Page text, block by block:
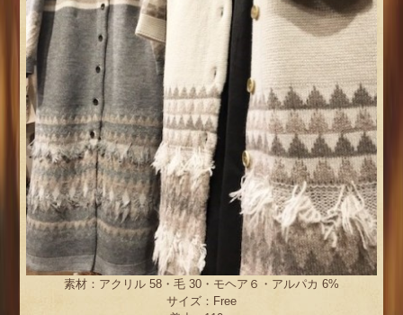
素材：アクリル 58・毛 30・モヘア６・アルパカ 6%
サイズ：Free